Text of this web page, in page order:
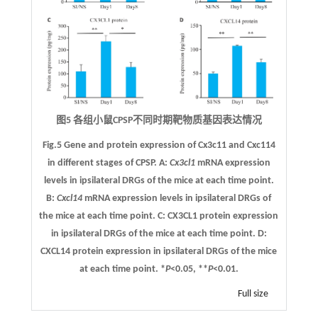
图5 各组小鼠CPSP不同时期靶物质基因表达情况
Fig.5 Gene and protein expression of Cx3c11 and Cxc114
in different stages of CPSP. A: Cx3cl1mRNA expression
levels in ipsilateral DRGs of the mice at each time point.
B:Cxcl14 mRNA expression levels in ipsilateral DRGs of
the mice at each time point.C: CX3CL1 protein expression
in ipsilateral DRGs of the mice at each time point. D:
CXCL14 protein expression in ipsilateral DRGs of the mice
at each time point. *P<0.05, **P<0.01.
Full size